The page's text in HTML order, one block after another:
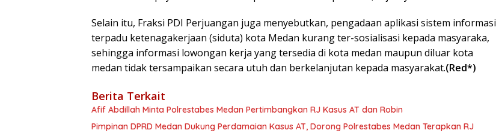
Selain itu, Fraksi PDI Perjuangan juga menyebutkan, pengadaan aplikasi sistem informasi
terpadu ketenagakerjaan (siduta) kota Medan kurang ter-sosialisasi kepada masyaraka,
sehingga informasi lowongan kerja yang tersedia di kota medan maupun diluar kota
medan tidak tersampaikan secara utuh dan berkelanjutan kepada masyarakat.(Red*)
Berita Terkait
Afif Abdillah Minta Polrestabes Medan Pertimbangkan RJ Kasus AT dan Robin
Pimpinan DPRD Medan Dukung Perdamaian Kasus AT, Dorong Polrestabes Medan Terapkan RJ